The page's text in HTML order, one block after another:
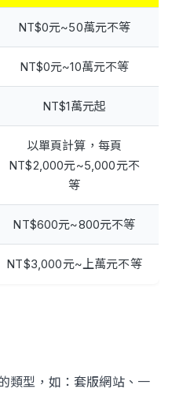
NT$0元~50萬元不等
NT$0元~10萬元不等
NT$1萬元起
以單頁計算，每頁
NT$2,000元~5,000元不
等
NT$600元~800元不等
NT$3,000元~上萬元不等
類型，如：套版網站、一